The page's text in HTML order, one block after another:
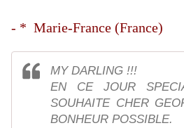
- * Marie-France (France)
MY DARLING !!!
EN CE JOUR
SOUHAITE CHER
BONHEUR POSSIBLE.